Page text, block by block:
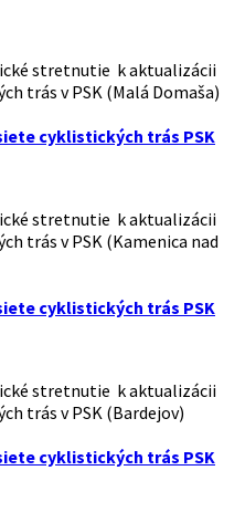
stretnutie k aktualizácii
trás v PSK (Malá Domaša)
cyklistických trás PSK
stretnutie k aktualizácii
trás v PSK (Kamenica nad
cyklistických trás PSK
stretnutie k aktualizácii
trás v PSK (Bardejov)
cyklistických trás PSK